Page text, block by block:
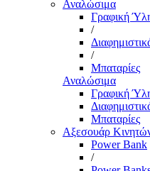
Αναλώσιμα
Γραφική
/
/
Μπαταρίες
Αναλώσιμα
Γραφική
Μπαταρίες
Αξεσουάρ
Power Bank
/